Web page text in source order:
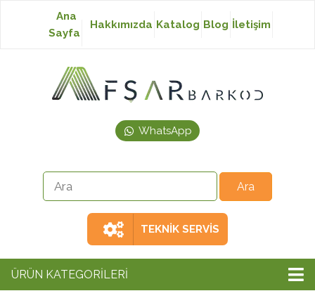
Baskısız Etiket
Japon Akmaz Yıkama
Ribon
Ana
Sayfa
Hakkımızda Katalog Blog İletişim
WhatsApp
TEKNİK SERVİS
ÜRÜN KATEGORİLERİ